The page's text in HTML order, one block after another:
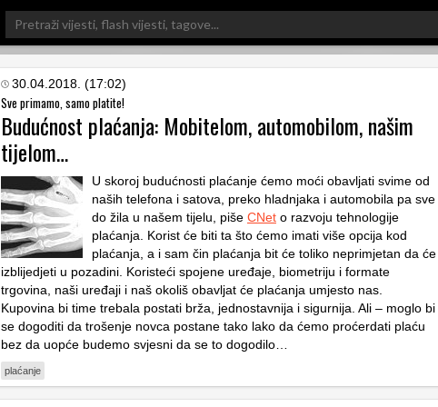
Search
for:
30.04.2018. (17:02)
Sve primamo, samo platite!
Budućnost plaćanja: Mobitelom, automobilom, našim
tijelom…
U skoroj budućnosti plaćanje ćemo moći obavljati svime od
naših telefona i satova, preko hladnjaka i automobila pa sve
do žila u našem tijelu, piše CNet o razvoju tehnologije
plaćanja. Korist će biti ta što ćemo imati više opcija kod
plaćanja, a i sam čin plaćanja bit će toliko neprimjetan da će
izblijedjeti u pozadini. Koristeći spojene uređaje, biometriju i formate
trgovina, naši uređaji i naš okoliš obavljat će plaćanja umjesto nas.
Kupovina bi time trebala postati brža, jednostavnija i sigurnija. Ali – moglo bi
se dogoditi da trošenje novca postane tako lako da ćemo proćerdati plaću
bez da uopće budemo svjesni da se to dogodilo…
plaćanje